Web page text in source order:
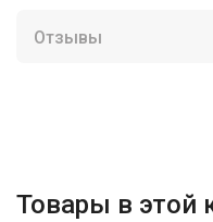
Отзывы
Товары в этой